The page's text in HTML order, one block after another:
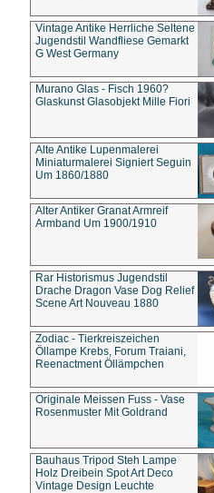
Vintage Antike Herrliche Seltene
Jugendstil Wandfliese Gemarkt
G West Germany
Murano Glas - Fisch 1960?
Glaskunst Glasobjekt Mille Fiori
Alte Antike Lupenmalerei
Miniaturmalerei Signiert Seguin
Um 1860/1880
Alter Antiker Granat Armreif
Armband Um 1900/1910
Rar Historismus Jugendstil
Drache Dragon Vase Dog Relief
Scene Art Nouveau 1880
Zodiac - Tierkreiszeichen
Öllampe Krebs, Forum Traiani,
Reenactment Öllämpchen
Originale Meissen Fuss - Vase
Rosenmuster Mit Goldrand
Bauhaus Tripod Steh Lampe
Holz Dreibein Spot Art Deco
Vintage Design Leuchte